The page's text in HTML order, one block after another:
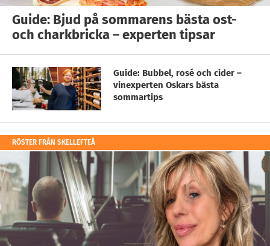
Guide: Bjud på sommarens bästa ost-
och charkbricka – experten tipsar
Guide: Bubbel, rosé och cider –
vinexperten Oskars bästa
sommartips
RÖSTER FRÅN SKELLEFTEÅ